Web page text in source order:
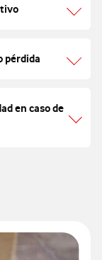
pérdida
en caso de